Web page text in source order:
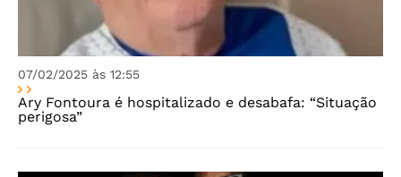
07/02/2025 às 12:55
Ary Fontoura é hospitalizado e desabafa: “Situação
perigosa”